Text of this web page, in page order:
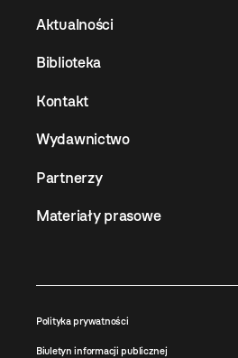
Aktualności
Biblioteka
Kontakt
Wydawnictwo
Partnerzy
Materiały prasowe
Polityka prywatności
Biuletyn informacji publicznej